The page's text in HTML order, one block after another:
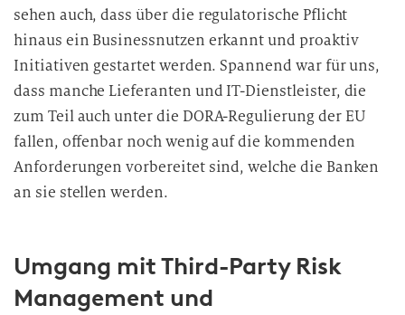
sehen auch, dass über die regulatorische Pflicht
hinaus ein Businessnutzen erkannt und proaktiv
Initiativen gestartet werden. Spannend war für uns,
dass manche Lieferanten und IT-Dienstleister, die
zum Teil auch unter die DORA-Regulierung der EU
fallen, offenbar noch wenig auf die kommenden
Anforderungen vorbereitet sind, welche die Banken
an sie stellen werden.
Umgang mit Third-Party Risk
Management und